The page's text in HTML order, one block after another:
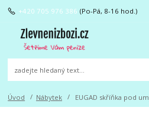
+420 705 976 386 (Po-Pá, 8-16 hod.)
Úvod Nábytek EUGAD skříňka pod